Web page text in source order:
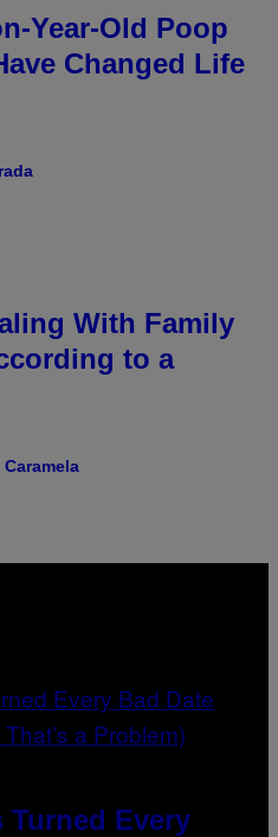
Year-Old Poop
Changed Life
With Family
to a
Caramela
Turned Every